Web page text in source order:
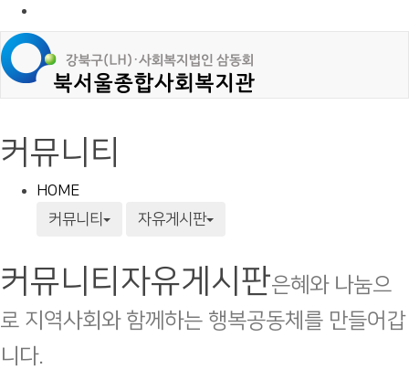
커뮤니티
HOME
커뮤니티
자유게시판
커뮤니티 자유게시판은혜와 나눔으
로 지역사회와 함께하는 행복공동체를 만들어갑
니다.